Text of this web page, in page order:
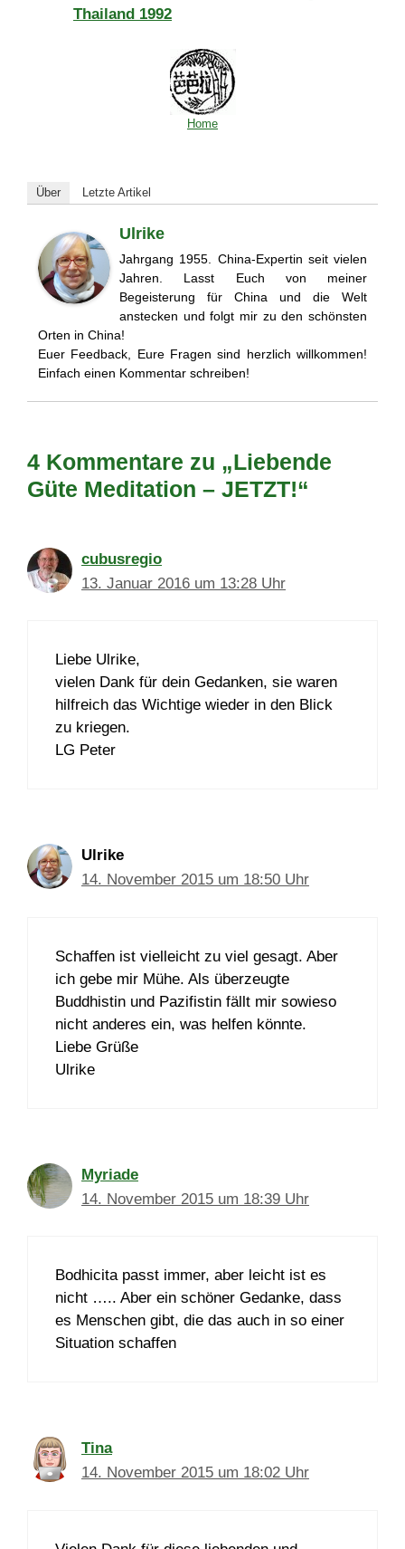
Thailand 1992
Home
Über Letzte Artikel
Ulrike
Jahrgang 1955. China-Expertin seit vielen
Jahren. Lasst Euch von meiner
Begeisterung für China und die Welt
anstecken und folgt mir zu den schönsten
Orten in China!
Euer Feedback, Eure Fragen sind herzlich willkommen!
Einfach einen Kommentar schreiben!
4 Kommentare zu „Liebende
Güte Meditation – JETZT!“
cubusregio
13. Januar 2016 um 13:28 Uhr
Liebe Ulrike,
vielen Dank für dein Gedanken, sie waren
hilfreich das Wichtige wieder in den Blick
zu kriegen.
LG Peter
Ulrike
14. November 2015 um 18:50 Uhr
Schaffen ist vielleicht zu viel gesagt. Aber
ich gebe mir Mühe. Als überzeugte
Buddhistin und Pazifistin fällt mir sowieso
nicht anderes ein, was helfen könnte.
Liebe Grüße
Ulrike
Myriade
14. November 2015 um 18:39 Uhr
Bodhicita passt immer, aber leicht ist es
nicht ….. Aber ein schöner Gedanke, dass
es Menschen gibt, die das auch in so einer
Situation schaffen
Tina
14. November 2015 um 18:02 Uhr